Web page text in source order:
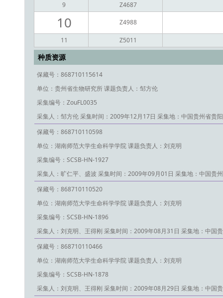
9 Z4687
10 Z4988
11 Z5011
种质资源
保藏号：868710115614
单位：贵州省生物研究所 课题负责人：邹方伦
采集编号：ZouFL0035
采集人：邹方伦 采集时间：2009年12月17日 采集地：中国贵州省贵
保藏号：868710110598
单位：湖南师范大学生命科学学院 课题负责人：刘克明
采集编号：SCSB-HN-1927
采集人：旷仁平、盛波 采集时间：2009年09月01日 采集地：中国贵
保藏号：868710110520
单位：湖南师范大学生命科学学院 课题负责人：刘克明
采集编号：SCSB-HN-1896
采集人：刘克明、王得刚 采集时间：2009年08月31日 采集地：中国
保藏号：868710110466
单位：湖南师范大学生命科学学院 课题负责人：刘克明
采集编号：SCSB-HN-1878
采集人：刘克明、王得刚 采集时间：2009年08月29日 采集地：中国